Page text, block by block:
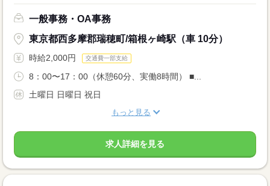
一般事務・OA事務
東京都西多摩郡瑞穂町/箱根ヶ崎駅（車 10分）
時給2,000円 交通費一部支給
8：00〜17：00（休憩60分、実働8時間） ■...
土曜日 日曜日 祝日
もっと見る
求人詳細を見る